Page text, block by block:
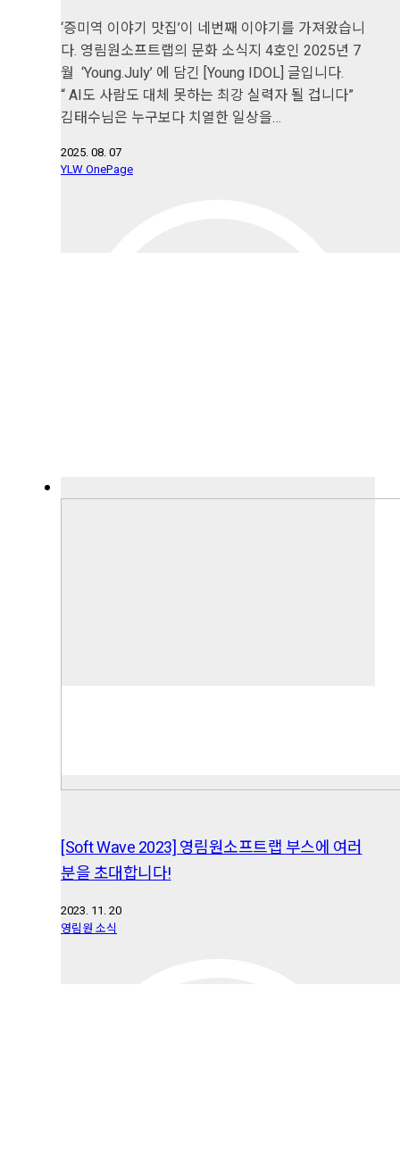
‘증미역 이야기 맛집’이 네번째 이야기를 가져왔습니
다. 영림원소프트랩의 문화 소식지 4호인 2025년 7
월 ‘Young.July’ 에 담긴 [Young IDOL] 글입니다.
“ AI도 사람도 대체 못하는 최강 실력자 될 겁니다”
김태수님은 누구보다 치열한 일상을…
2025. 08. 07
YLW OnePage
[Soft Wave 2023] 영림원소프트랩 부스에 여러
분을 초대합니다!
2023. 11. 20
영림원 소식